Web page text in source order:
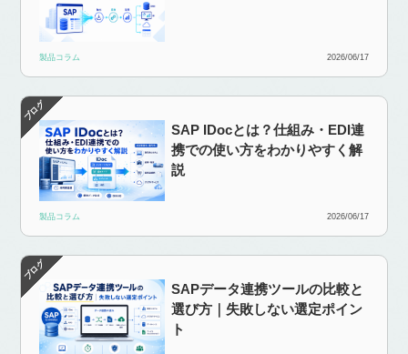
製品コラム 2026/06/17
SAP IDocとは？仕組み・EDI連
携での使い方をわかりやすく解
説
製品コラム 2026/06/17
SAPデータ連携ツールの比較と
選び方｜失敗しない選定ポイン
ト